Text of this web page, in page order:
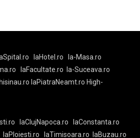
laHotel.ro
la-Masa.ro
laFacultate.ro
la-Suceava.ro
laPiatraNeamt.ro High-
laClujNapoca.ro
laConstanta.ro
laPloiesti.ro laTimisoara.ro laBuzau.ro